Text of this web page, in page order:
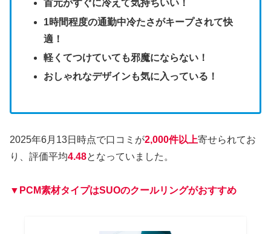
首元がすぐに冷えて気持ちいい！
1時間程度の通勤中冷たさがキープされて快
適！
軽くてつけていても邪魔にならない！
おしゃれなデザインも気に入っている！
2025年6月13日時点で口コミが2,000件以上寄せられてお
り、評価平均4.48となっていました。
▼PCM素材タイプはSUOのクールリングがおすすめ